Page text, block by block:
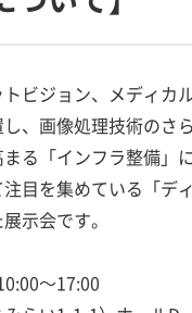
ビジョン、メディ
、画像処理技術の
る「インフラ整備
目を集めている「
示会です。
～17:00